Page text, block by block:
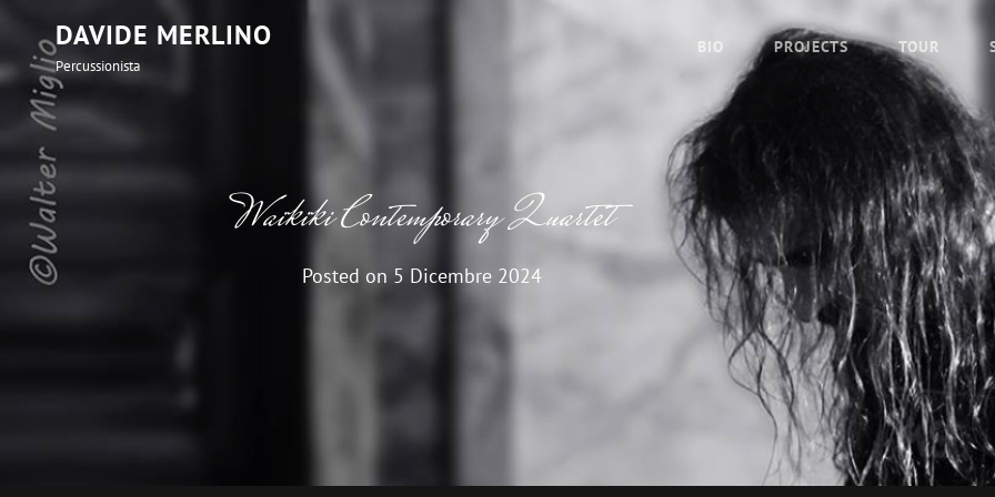
DAVIDE MERLINO
Percussionista
BIO PROJECTS TOUR
Waikiki Contemporary Quartet
Posted on 5 Dicembre 2024